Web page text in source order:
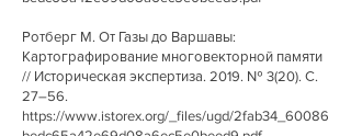
Ротберг М. От Газы до Варшавы:
Картографирование многовекторной памяти
// Историческая экспертиза. 2019. № 3(20). С.
27–56.
https://www.istorex.org/_files/ugd/2fab34_60086